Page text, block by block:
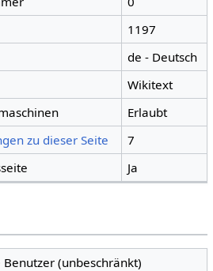
1197
de - Deutsch
Wikitext
Erlaubt
zu dieser Seite
7
Ja
Benutzer (unbeschränkt)